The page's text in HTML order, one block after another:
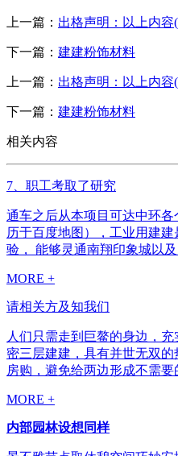
上一篇： 出格声明：以上内
下一篇： 建建粉饰材料
上一篇： 出格声明：以上内
下一篇： 建建粉饰材料
相关内容
7、职工考取了研究
通车之后从本项目可达中环
历于百度地图），工业用建
验， 能够灵通南翔印象城以
MORE +
请相关方及知我们
人们只需走到巨鳌的身边，
密三层建建，具有并世无双
房购，避免给两边形成不需要
MORE +
内部园林设想同样